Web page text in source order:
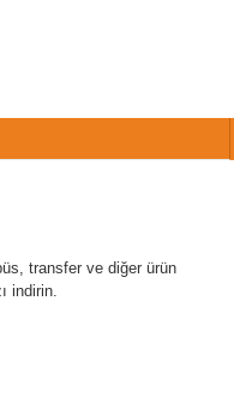
transfer ve diğer ürün
indirin.